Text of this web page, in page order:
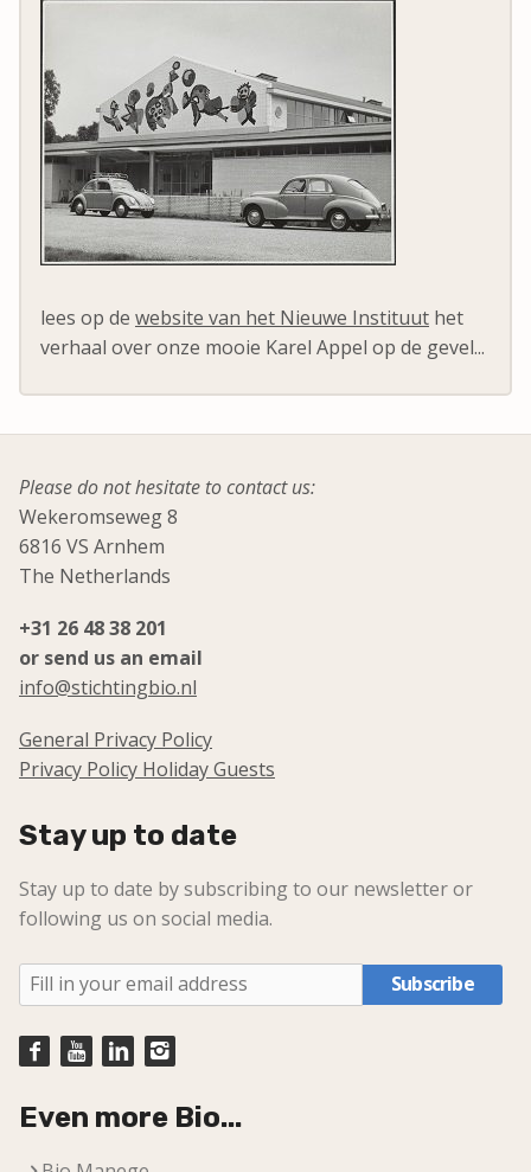
lees op de website van het Nieuwe Instituut het
verhaal over onze mooie Karel Appel op de gevel...
Please do not hesitate to contact us:
Wekeromseweg 8
6816 VS Arnhem
The Netherlands
+31 26 48 38 201
or send us an email
info@stichtingbio.nl
General Privacy Policy
Privacy Policy Holiday Guests
Stay up to date
Stay up to date by subscribing to our newsletter or
following us on social media.
Subscribe
Even more Bio...